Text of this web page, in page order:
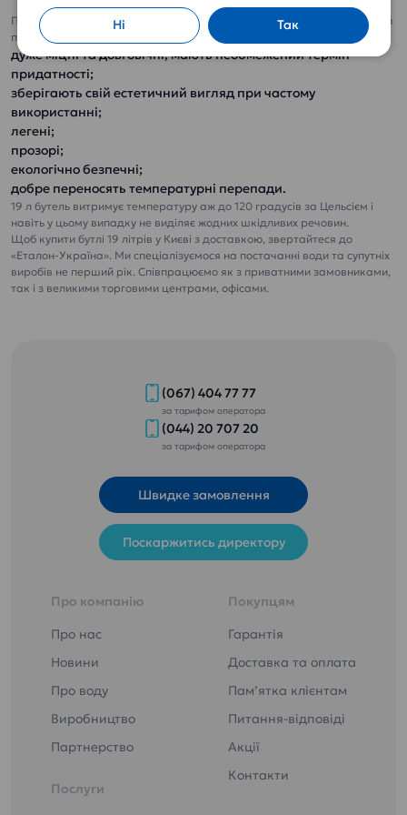
Пом’якшена»
Замовити доставку
питної води додому
чи в офіс
в офіс
Полікарбонатні бутлі, на відміну від іншої тари, володіють наступними
перевагами:
дуже міцні та довговічні, мають необмежений термін
придатності;
зберігають свій естетичний вигляд при частому
використанні;
легені;
прозорі;
екологічно безпечні;
добре переносять температурні перепади.
19 л бутель витримує температуру аж до 120 градусів за Цельсієм і
навіть у цьому випадку не виділяє жодних шкідливих речовин.
Щоб купити бутлі 19 літрів у Києві з доставкою, звертайтеся до
«Еталон-Україна». Ми спеціалізуємося на постачанні води та супутніх
виробів не перший рік. Співпрацюємо як з приватними замовниками,
так і з великими торговими центрами, офісами.
(067) 404 77 77
за тарифом оператора
(044) 20 707 20
за тарифом оператора
Швидке замовлення
Поскаржитись директору
Про компанію
Про нас
Новини
Про воду
Виробництво
Партнерство
Послуги
Покупцям
Гарантія
Доставка та оплата
Пам’ятка клієнтам
Питання-відповіді
Акції
Контакти
Ні Так